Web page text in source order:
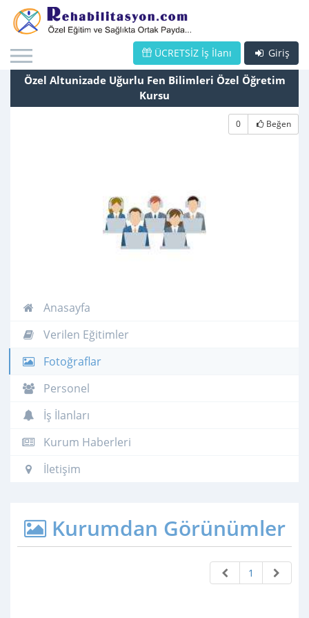
Giriş
ÜCRETSİZ İş İlanı
Özel Altunizade Uğurlu Fen Bilimleri Özel Öğretim
Kursu
0 Beğen
Anasayfa
Verilen Eğitimler
Fotoğraflar
Personel
İş İlanları
Kurum Haberleri
İletişim
Kurumdan Görünümler
1